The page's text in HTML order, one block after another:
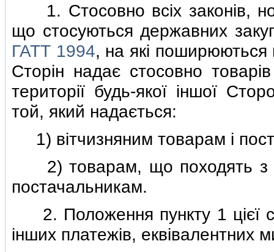
1. Стосовно всiх законiв,
що стосуються державних
ГАТТ 1994, на якi поширюються
Сторiн надає стосовно
територiї будь-якої iншої
той, який надається:
1) вiтчизняним товарам i
2) товарам, що походять з
постачальникам.
2. Положення пункту 1 цiєї
iнших платежiв, еквiвалентних